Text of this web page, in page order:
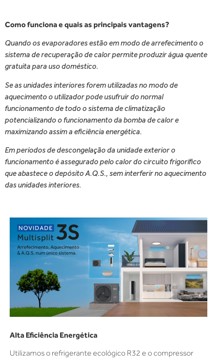
Como funciona e quais as principais vantagens?
Quando os evaporadores estão em modo de arrefecimento o
sistema de recuperação de calor permite produzir água quente
gratuita para uso doméstico.
Se as unidades interiores forem utilizadas no modo de
aquecimento o utilizador pode usufruir do normal
funcionamento de todo o sistema de climatização
potencializando o funcionamento da bomba de calor e
maximizando assim a eficiência energética.
Em períodos de descongelação da unidade exterior o
funcionamento é assegurado pelo calor do circuito frigorífico
que abastece o depósito A.Q.S., sem interferir no aquecimento
das unidades interiores.
Alta Eficiência Energética
Utilizamos o refrigerante ecológico R32 e o compressor